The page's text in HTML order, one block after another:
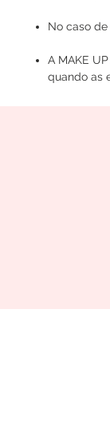
No caso
A MAKE
quando as